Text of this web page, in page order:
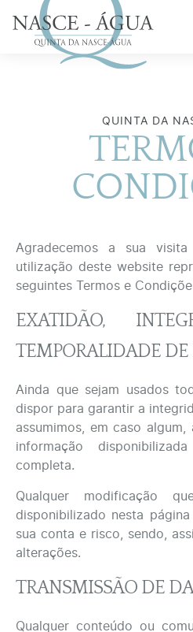
QUINTA DA
Agradecemos a sua
utilização deste website
seguintes Termos e
EXATIDÃO,
TEMPORALIDADE
Ainda que sejam usados
dispor para garantir a
assumimos, em caso
informação
completa.
Qualquer modificação
disponibilizado nesta
sua conta e risco, sendo,
alterações.
TRANSMISSÃO DE
Qualquer conteúdo ou